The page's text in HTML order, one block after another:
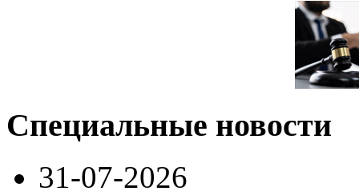
Специальные новости
31-07-2026